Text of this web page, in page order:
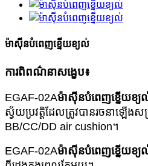
ម៉ាស៊ីនបំពេញខ្នើយខ្យល់
ការពិពណ៌នាសង្ខេប៖
EGAF-02Aម៉ាស៊ីនបំពេញខ្នើយខ្យ
ស្វ័យប្រវត្តិដែលត្រូវបានរចនាឡើង
BB/CC/DD air cushion។
EGAF-02Aម៉ាស៊ីនបំពេញខ្នើយខ្យ